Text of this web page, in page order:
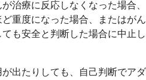
治療に反応しなくなった場合、
重度になった場合、またはがん
も安全と判断した場合に中止し
出たりしても、自己判断でアダ